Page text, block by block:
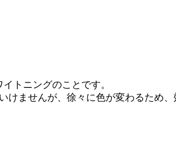
トニングのことです。
けませんが、徐々に色が変わるため